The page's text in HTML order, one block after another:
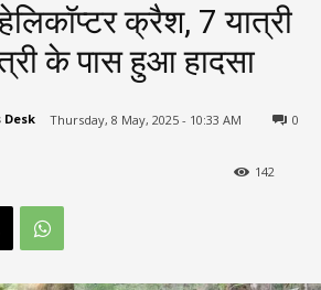
क्रैश, 7 यात्री
के पास हुआ हादसा
Desk Thursday, 8 May, 2025 - 10:33 AM 0
142